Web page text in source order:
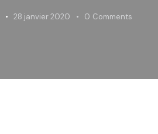
28 janvier 2020 0 Comments